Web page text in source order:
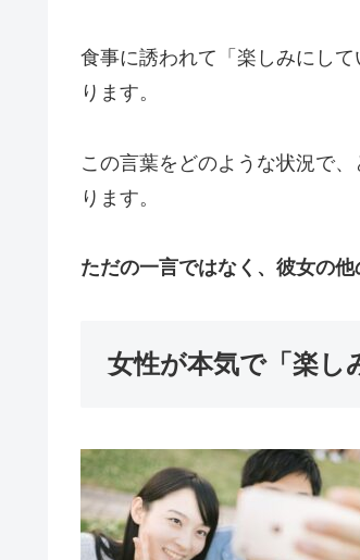
食事に誘われて「楽しみにし
ります。
この言葉をどのような状況で
ります。
ただの一言ではなく、彼女の
女性が本気で「楽し